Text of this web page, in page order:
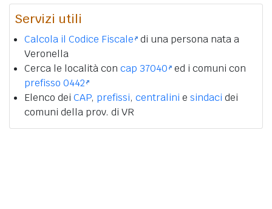
Servizi utili
Calcola il Codice Fiscale di una persona nata a
Veronella
Cerca le località con cap 37040 ed i comuni con
prefisso 0442
Elenco dei CAP, prefissi, centralini e sindaci dei
comuni della prov. di VR